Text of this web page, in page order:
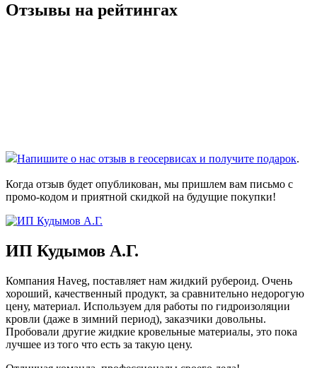
Отзывы на рейтингах
Напишите о нас отзыв в геосервисах и получите подарок.
Когда отзыв будет опубликован, мы пришлем вам письмо с
промо-кодом и приятной скидкой на будущие покупки!
ИП Кудымов А.Г.
Компания Haveg, поставляет нам жидкий рубероид. Очень
хороший, качественный продукт, за сравнительно недорогую
цену, материал. Используем для работы по гидроизоляции
кровли (даже в зимний период), заказчики довольны.
Пробовали другие жидкие кровельные материалы, это пока
лучшее из того что есть за такую цену.